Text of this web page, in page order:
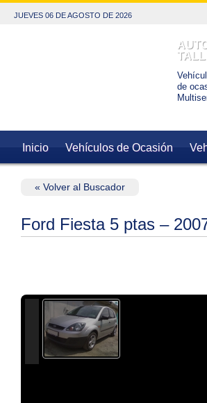
JUEVES 06 DE AGOSTO DE 2026
de
Inicio Vehículos de Ocasión
« Volver al Buscador
Ford Fiesta 5 ptas –